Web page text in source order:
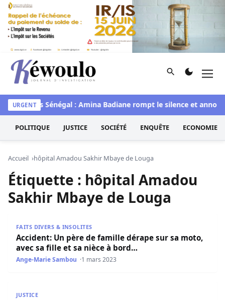
Aller au contenu
Kéwoulo, le premier site d'information et d'investigation
Rechercher
URGENT
Miss Sénégal : Amina Badiane rompt le silence et
POLITIQUE JUSTICE SOCIÉTÉ ENQUÊTE ECONOMIE
Accueil hôpital Amadou Sakhir Mbaye de Louga
Étiquette : hôpital Amadou
Sakhir Mbaye de Louga
FAITS DIVERS & INSOLITES
Accident: Un père de famille dérape sur sa moto,
avec sa fille et sa nièce à bord…
Ange-Marie Sambou 1 mars 2023
JUSTICE